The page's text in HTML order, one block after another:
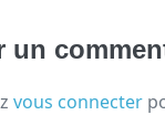
un
vous connecter